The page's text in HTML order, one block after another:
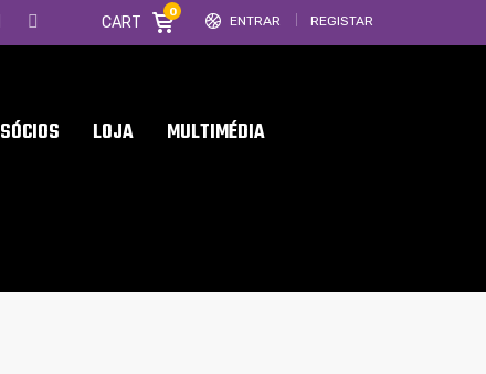
ENTRAR REGISTAR
CART
0
SÓCIOS LOJA MULTIMÉDIA